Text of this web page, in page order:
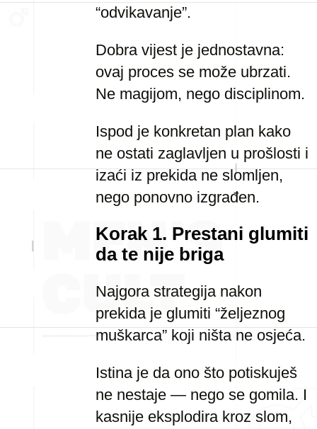
“odvikavanje”.
Dobra vijest je jednostavna:
ovaj proces se može ubrzati.
Ne magijom, nego disciplinom.
Ispod je konkretan plan kako
ne ostati zaglavljen u prošlosti i
izaći iz prekida ne slomljen,
nego ponovno izgrađen.
Korak 1. Prestani glumiti
da te nije briga
Najgora strategija nakon
prekida je glumiti “željeznog
muškarca” koji ništa ne osjeća.
Istina je da ono što potiskuješ
ne nestaje — nego se gomila. I
kasnije eksplodira kroz slom,